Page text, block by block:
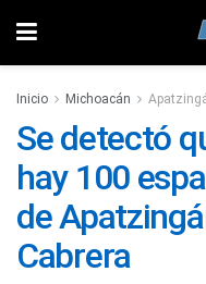
Inicio Michoacán
Se detectó
hay 100
de
Cabrera